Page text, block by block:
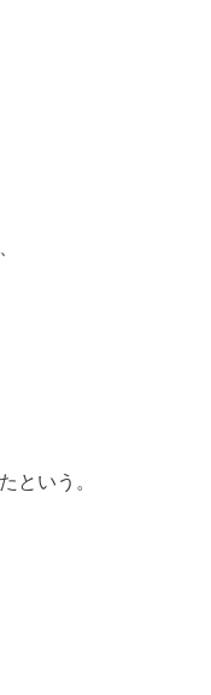
という。